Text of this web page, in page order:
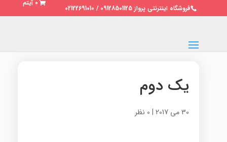
فروشگاه اینترنتی پرواز 09128501125 / 02122691010
0 آیتم
یک دوم
30 می 2017 | 0 نظر